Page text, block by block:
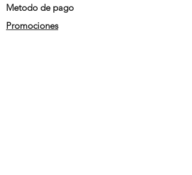
Metodo de pago
Promociones